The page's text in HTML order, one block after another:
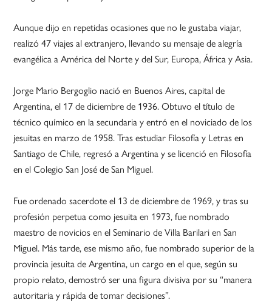
Aunque dijo en repetidas ocasiones que no le gustaba viajar,
realizó 47 viajes al extranjero, llevando su mensaje de alegría
evangélica a América del Norte y del Sur, Europa, África y Asia.
Jorge Mario Bergoglio nació en Buenos Aires, capital de
Argentina, el 17 de diciembre de 1936. Obtuvo el título de
técnico químico en la secundaria y entró en el noviciado de los
jesuitas en marzo de 1958. Tras estudiar Filosofía y Letras en
Santiago de Chile, regresó a Argentina y se licenció en Filosofía
en el Colegio San José de San Miguel.
Fue ordenado sacerdote el 13 de diciembre de 1969, y tras su
profesión perpetua como jesuita en 1973, fue nombrado
maestro de novicios en el Seminario de Villa Barilari en San
Miguel. Más tarde, ese mismo año, fue nombrado superior de la
provincia jesuita de Argentina, un cargo en el que, según su
propio relato, demostró ser una figura divisiva por su “manera
autoritaria y rápida de tomar decisiones”.